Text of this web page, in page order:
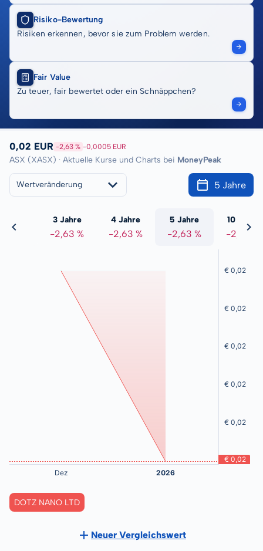
Risiko-Bewertung
Risiken erkennen, bevor sie zum Problem werden.
Fair Value
Zu teuer, fair bewertet oder ein Schnäppchen?
0,02 EUR -2,63 % -0,0005 EUR
ASX (XASX) · Aktuelle Kurse und Charts bei MoneyPeak
Wertveränderung 5 Jahre
%
3 Jahre
-2,63 %
4 Jahre
-2,63 %
5 Jahre
-2,63 %
10 Jahre
-2,63 %
DOTZ NANO LTD
Neuer Vergleichswert